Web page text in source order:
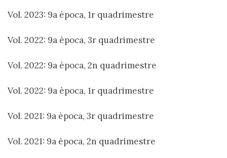
Vol. 2023: 9a època, 1r quadrimestre
Vol. 2022: 9a època, 3r quadrimestre
Vol. 2022: 9a època, 2n quadrimestre
Vol. 2022: 9a època, 1r quadrimestre
Vol. 2021: 9a època, 3r quadrimestre
Vol. 2021: 9a època, 2n quadrimestre